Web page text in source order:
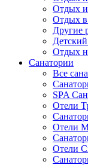
Отдых и
Отдых в
Другие
Отдых
Санатории
Все
SPA
Отели
Отели
Отели